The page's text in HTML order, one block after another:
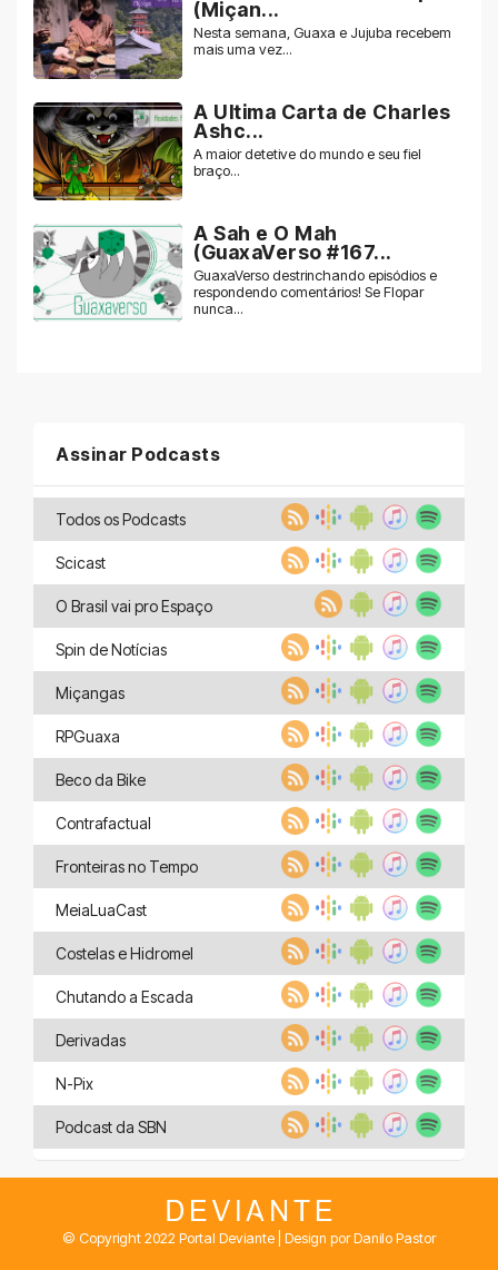
(Miçan...
Nesta semana, Guaxa e Jujuba recebem
mais uma vez...
A Ultima Carta de Charles
Ashc...
A maior detetive do mundo e seu fiel
braço...
A Sah e O Mah
(GuaxaVerso #167...
GuaxaVerso destrinchando episódios e
respondendo comentários! Se Flopar
nunca...
Assinar Podcasts
Todos os Podcasts
Scicast
O Brasil vai pro Espaço
Spin de Notícias
Miçangas
RPGuaxa
Beco da Bike
Contrafactual
Fronteiras no Tempo
MeiaLuaCast
Costelas e Hidromel
Chutando a Escada
Derivadas
N-Pix
Podcast da SBN
© Copyright 2022 Portal Deviante | Design por Danilo Pastor